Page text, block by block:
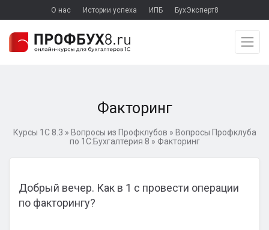
О нас Истории успеха ИПБ БухЭксперт8
Факторинг
Курсы 1С 8.3 » Вопросы из Профклубов » Вопросы Профклуба
по 1С:Бухгалтерия 8 » Факторинг
Добрый вечер. Как в 1 с провести операции
по факторингу?